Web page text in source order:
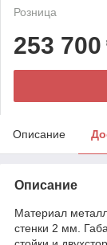
Розница
253 700
Описание
Описание
Материал
стенки 2 мм.